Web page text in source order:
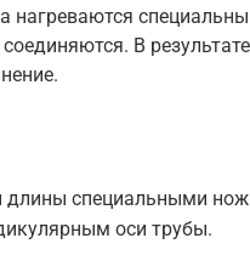
нагреваются
В
длины специальными
оси трубы.